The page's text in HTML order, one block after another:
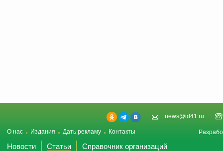
news@id41.ru
О нас Издания Дать рекламу Контакты
Новости Статьи
Справочник организаций